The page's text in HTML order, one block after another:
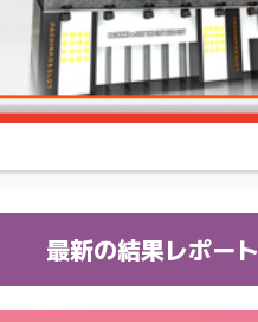
最新の結果レポート